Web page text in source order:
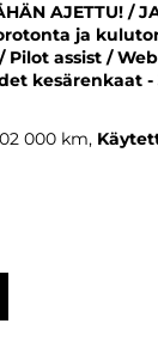
AJETTU! /
ja
Pilot assist /
kesärenkaat -
000 km